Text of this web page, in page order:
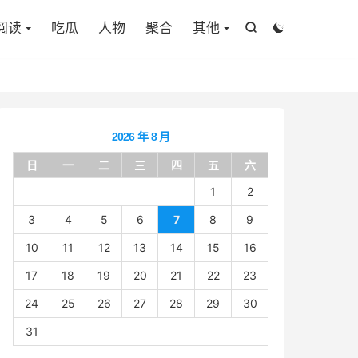


读 吃瓜 人物 聚合 其他
2026 年 8 月
日 一 二 三 四 五
六
1
2
3 4 5 6 7 8 9
10 11 12 13 14 15 16
17 18 19 20 21 22 23
24 25 26 27 28 29 30
31